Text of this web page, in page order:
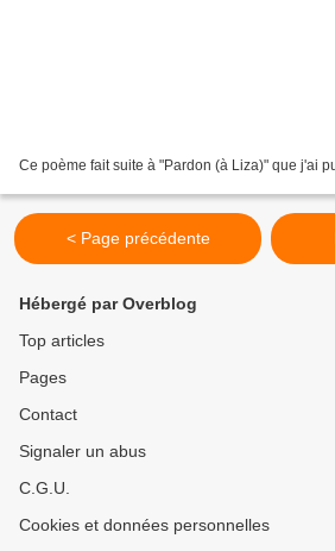
Ce poème fait suite à "Pardon (à Liza)" que j'ai
< Page précédente
Hébergé par Overblog
Top articles
Pages
Contact
Signaler un abus
C.G.U.
Cookies et données personnelles